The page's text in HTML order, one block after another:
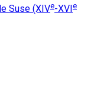
Suse (XIVe-XVIe